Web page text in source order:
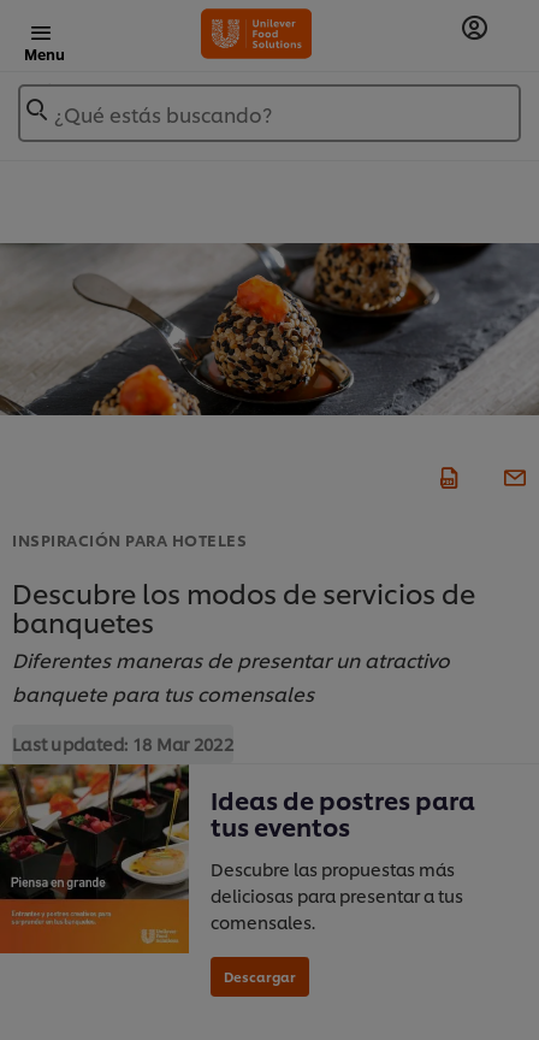
Menu
¿Qué estás buscando?
INSPIRACIÓN PARA HOTELES
Descubre los modos de servicios de
banquetes
Diferentes maneras de presentar un atractivo
banquete para tus comensales
Last updated: 18 Mar 2022
Ideas de postres para
tus eventos
Descubre las propuestas más
deliciosas para presentar a tus
comensales.